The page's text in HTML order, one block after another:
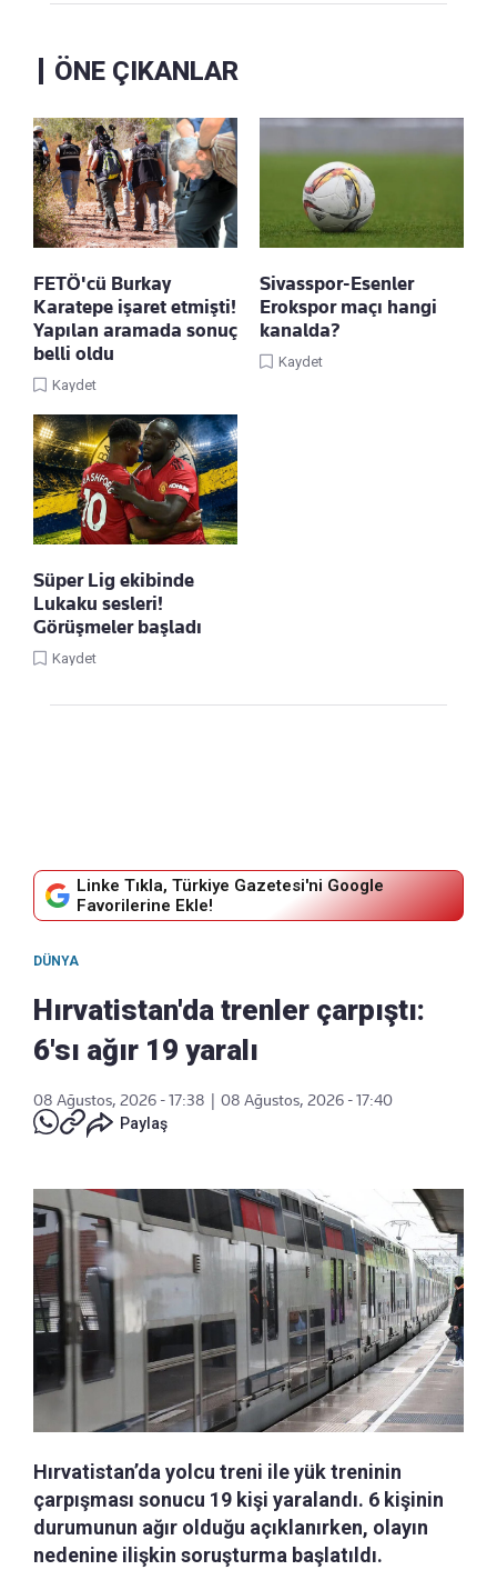
ÖNE ÇIKANLAR
FETÖ'cü Burkay
Karatepe işaret etmişti!
Yapılan aramada sonuç
belli oldu
Kaydet
Sivasspor-Esenler
Erokspor maçı hangi
kanalda?
Kaydet
Süper Lig ekibinde
Lukaku sesleri!
Görüşmeler başladı
Kaydet
Linke Tıkla, Türkiye Gazetesi'ni Google
Favorilerine Ekle!
DÜNYA
Hırvatistan'da trenler çarpıştı:
6'sı ağır 19 yaralı
08 Ağustos, 2026 - 17:38
08 Ağustos, 2026 - 17:40
Paylaş
Hırvatistan’da yolcu treni ile yük treninin
çarpışması sonucu 19 kişi yaralandı. 6 kişinin
durumunun ağır olduğu açıklanırken, olayın
nedenine ilişkin soruşturma başlatıldı.